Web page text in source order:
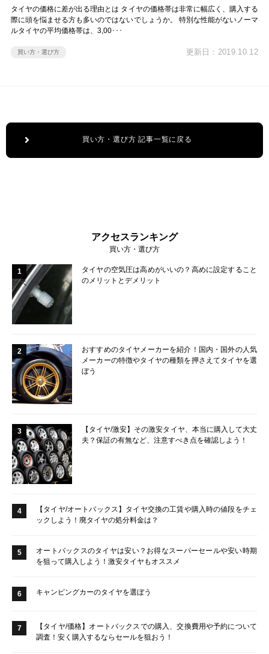
タイヤの価格に差が出る理由とは タイヤの価格帯は非常に幅広く、購入する
際に頭を悩ませる方も多いのではないでしょうか。 特別な性能がないノーマ
ルタイヤの平均価格帯は、3,00･･･
買い方・選び方 更新日：2019.10.12
買い方・選び方 記事一覧に戻る
アクセスランキング
買い方・選び方
1
タイヤの空気圧は高めがいいの？高めに設定すること
のメリットとデメリット
2
おすすめのタイヤメーカーを紹介！国内・国外の人気
メーカーの特徴やタイヤの種類を押さえてタイヤを選
ぼう
3
【タイヤ/激安】その激安タイヤ、本当に購入して大丈
夫？保証の有無など、注意すべき点を確認しよう！
4
【タイヤ/オートバックス】タイヤ交換の工賃や購入時の値段をチェ
ックしよう！廃タイヤの処分料金は？
5
オートバックスのタイヤは安い？お得なスーパーセールや安い時期
を狙って購入しよう！激安タイヤもオススメ
6 キャンピングカーのタイヤを選ぼう
7
【タイヤ/価格】オートバックスでの購入、交換費用や予約について
調査！安く購入するならセールを狙おう！